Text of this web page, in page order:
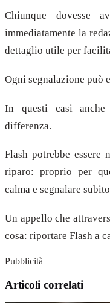
Chiunque dovesse
immediatamente la
dettaglio utile per
Ogni segnalazione può
In questi casi
differenza.
Flash potrebbe essere
riparo: proprio per
calma e segnalare
Un appello che
cosa: riportare Flash a
Pubblicità
Articoli correlati